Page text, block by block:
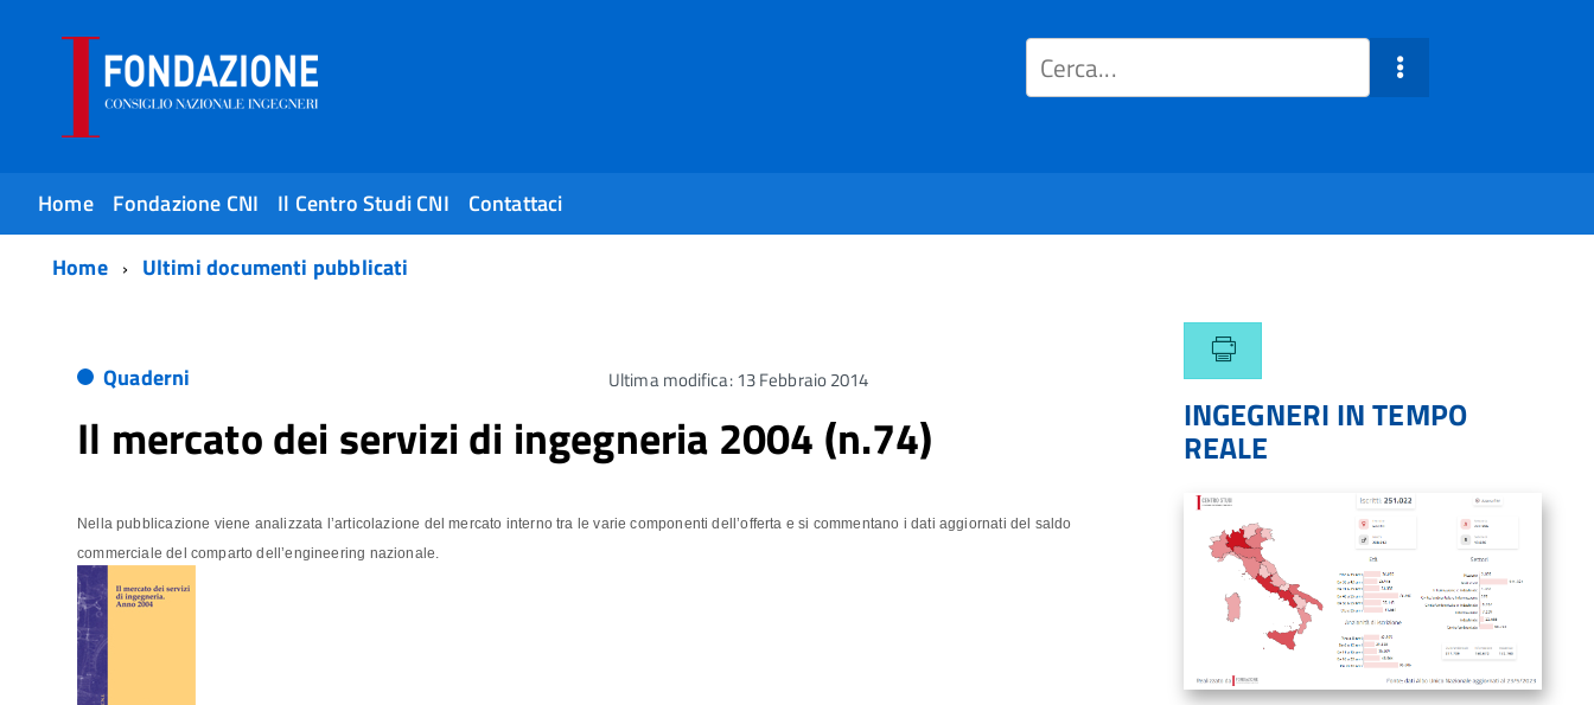
Home Fondazione CNI Il Centro Studi CNI
Contattaci
Home
Ultimi documenti pubblicati
Quaderni Ultima modifica: 13 Febbraio 2014
Il mercato dei servizi di ingegneria 2004 (n.74)
Nella pubblicazione viene analizzata l’articolazione del mercato interno tra le varie componenti dell’offerta e si commentano i dati aggiornati del saldo
commerciale del comparto dell’engineering nazionale.
INGEGNERI IN TEMPO
REALE